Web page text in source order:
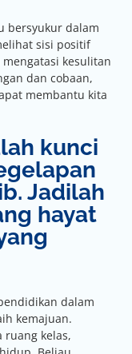
bersyukur dalam
sisi positif
kesulitan
dan cobaan,
membantu kita
kunci
Jadilah
hayat
dalam
kemajuan.
ruang kelas,